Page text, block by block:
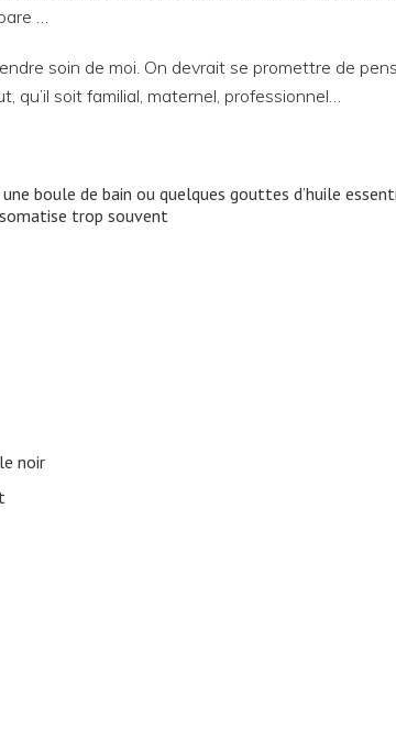
…
soin de moi. On devrait se promettre de
qu’il soit familial, maternel, professionnel…
une boule de bain ou quelques gouttes d’huile
trop souvent
noir